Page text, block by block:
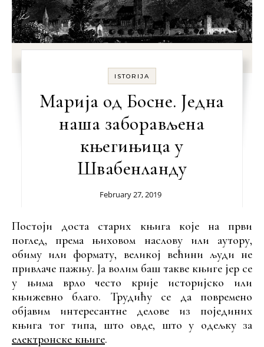
ISTORIJA
Марија од Босне. Једна
наша заборављена
књегињица у
Швабенланду
February 27, 2019
Постоји доста старих књига које на први
поглед, према њиховом наслову или аутору,
обиму или формату, великој већини људи не
привлаче пажњу. Ја волим баш такве књиге јер се
у њима врло често крије историјско или
књижевно благо. Трудићу се да повремено
објавим интересантне делове из појединих
књига тог типа, што овде, што у одељку за
електронске књиге.